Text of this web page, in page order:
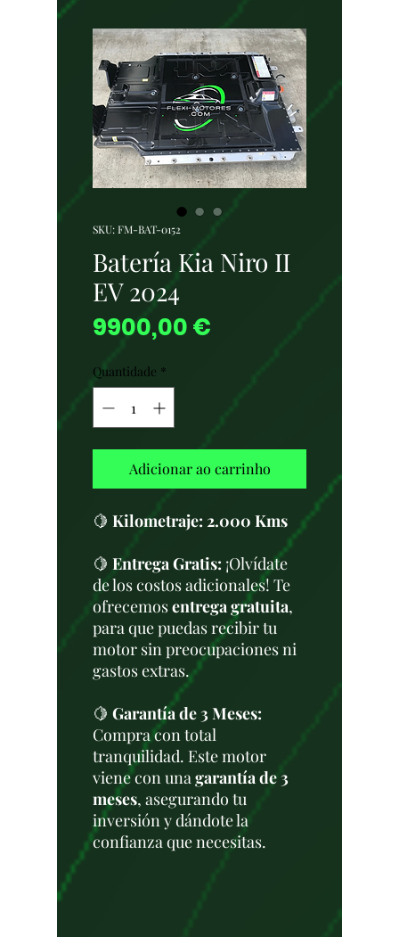
SKU: FM-BAT-0152
Batería Kia Niro II
EV 2024
9900,00 €
Quantidade *
Adicionar ao carrinho
🍋 Kilometraje: 2.000 Kms
🍋 Entrega Gratis: ¡Olvídate
de los costos adicionales! Te
ofrecemosentrega gratuita,
para que puedas recibir tu
motor sin preocupaciones ni
gastos extras.
🍋 Garantía de 3 Meses:
Compra con total
tranquilidad. Este motor
viene con unagarantía de 3
meses, asegurando tu
inversión y dándote la
confianza que necesitas.